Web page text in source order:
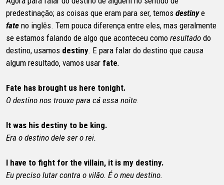
predestinação; as coisas que eram para ser, temos destinye
fate no inglês. Tem pouca diferença entre eles, mas geralmente
se estamos falando de algo que aconteceu como resultado do
destino, usamos destiny. E para falar do destino que causa
algum resultado, vamos usar fate.
Fate has brought us here tonight.
O destino nos trouxe para cá essa noite.
It was his destiny to be king.
Era o destino dele ser o rei.
I have to fight for the villain, it is my destiny.
Eu preciso lutar contra o vilão. É o meu destino.